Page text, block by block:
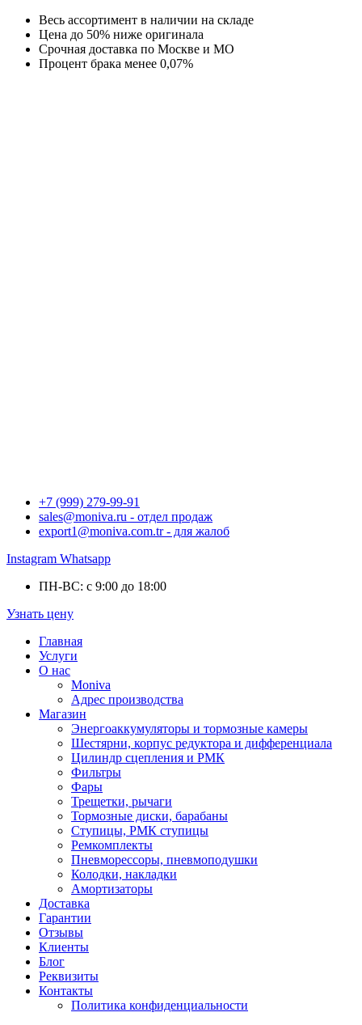
Перейти
содержимому
Весь ассортимент в наличии на складе
Цена до 50% ниже оригинала
Срочная доставка по Москве и МО
Процент брака менее 0,07%
+7 (999) 279-99-91
sales@moniva.ru - отдел продаж
export1@moniva.com.tr - для жалоб
Instagram Whatsapp
ПН-ВС: с 9:00 до 18:00
Узнать цену
Главная
Услуги
О нас
Moniva
Адрес производства
Магазин
Энергоаккумуляторы и тормозные камеры
Шестярни, корпус редуктора и дифференциала
Цилиндр сцепления и РМК
Фильтры
Фары
Трещетки, рычаги
Тормозные диски, барабаны
Ступицы, РМК ступицы
Ремкомплекты
Пневморессоры, пневмоподушки
Колодки, накладки
Амортизаторы
Доставка
Гарантии
Отзывы
Клиенты
Блог
Реквизиты
Контакты
Политика конфиденциальности